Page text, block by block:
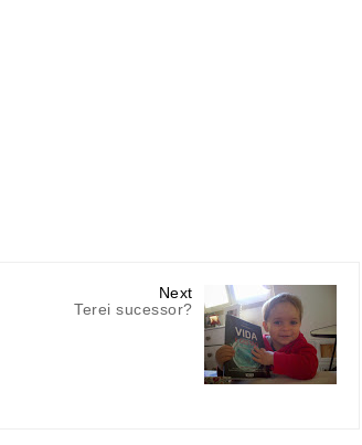
Next
Terei sucessor?